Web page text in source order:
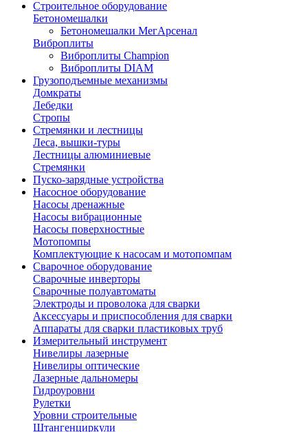
Строительное оборудование
Бетономешалки
Бетономешалки МегАрсенал
Виброплиты
Виброплиты Champion
Виброплиты DIAM
Грузоподъемные механизмы
Домкраты
Лебедки
Стропы
Стремянки и лестницы
Леса, вышки-туры
Лестницы алюминиевые
Стремянки
Пуско-зарядные устройства
Насосное оборудование
Насосы дренажные
Насосы вибрационные
Насосы поверхностные
Мотопомпы
Комплектующие к насосам и мотопомпам
Сварочное оборудование
Сварочные инверторы
Сварочные полуавтоматы
Электроды и проволока для сварки
Аксессуары и приспособления для сварки
Аппараты для сварки пластиковых труб
Измерительный инструмент
Нивелиры лазерные
Нивелиры оптические
Лазерные дальномеры
Гидроуровни
Рулетки
Уровни строительные
Штангенциркули